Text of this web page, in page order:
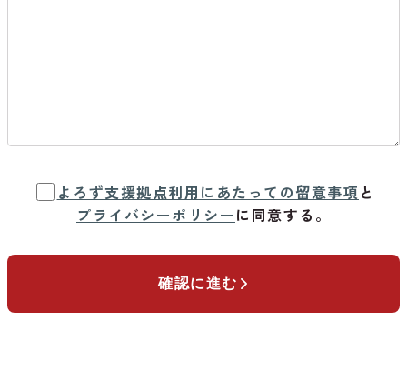
よろず支援拠点利用にあたっての留意事項と
プライバシーポリシー に同意する。
確認に進む